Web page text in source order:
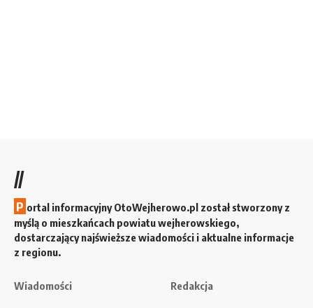
//
P ortal informacyjny OtoWejherowo.pl został stworzony z
myślą o mieszkańcach powiatu wejherowskiego,
dostarczający najświeższe wiadomości i aktualne informacje
z regionu.
Wiadomości Redakcja